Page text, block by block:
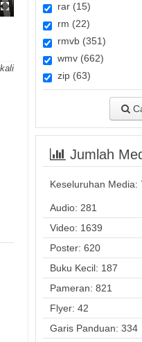
rar (15)
rm (22)
rmvb (351)
wmv (662)
zip (63)
Jumlah
Keseluruhan Media:
Audio: 281
Video: 1639
Poster: 620
Buku Kecil: 187
Pameran: 821
Flyer: 42
Garis Panduan: 334